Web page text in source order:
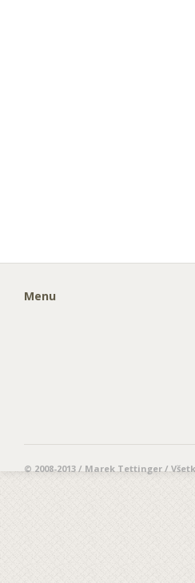
Menu
© 2008-2013 / Marek Tettinger /